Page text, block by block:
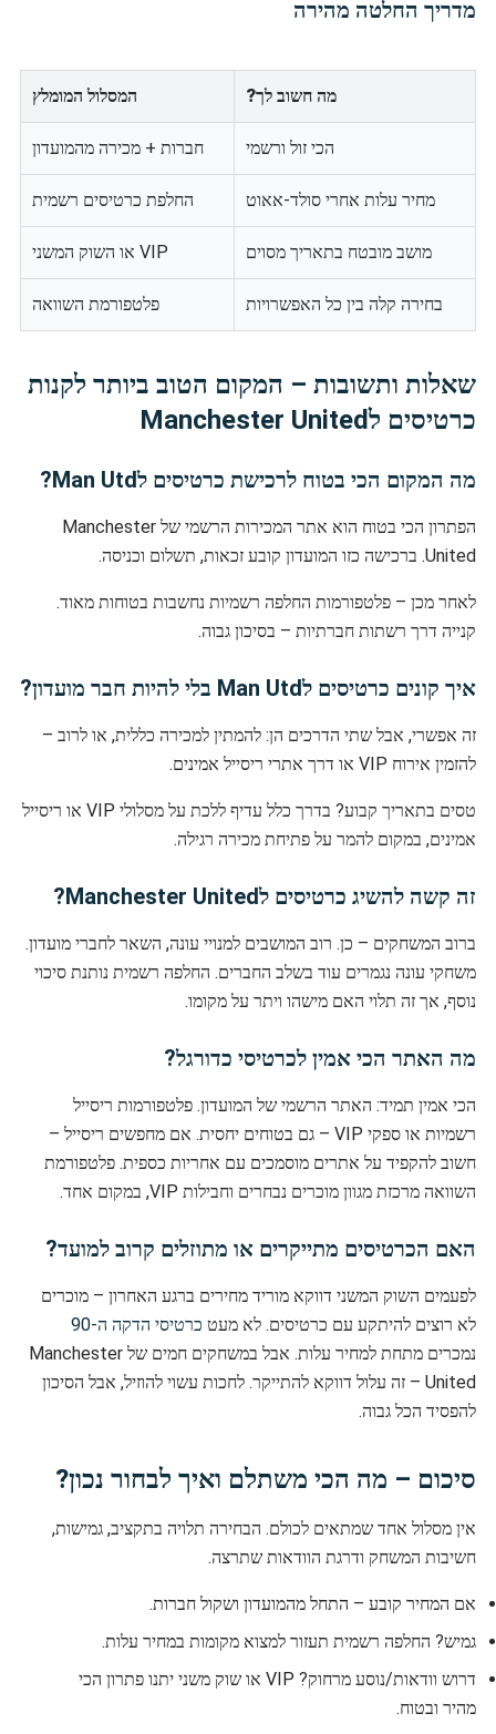
מדריך החלטה מהירה
מה חשוב לך? המסלול המומלץ
הכי זול ורשמי חברות + מכירה מהמועדון
מחיר עלות אחרי סולד-אאוט החלפת כרטיסים רשמית
מושב מובטח בתאריך מסוים VIP או השוק המשני
בחירה קלה בין כל האפשרויות פלטפורמת השוואה
שאלות ותשובות – המקום הטוב ביותר לקנות
כרטיסים לManchester United
מה המקום הכי בטוח לרכישת כרטיסים לMan Utd?
הפתרון הכי בטוח הוא אתר המכירות הרשמי של Manchester
United. ברכישה כזו המועדון קובע זכאות, תשלום וכניסה.
לאחר מכן – פלטפורמות החלפה רשמיות נחשבות בטוחות מאוד.
קנייה דרך רשתות חברתיות – בסיכון גבוה.
איך קונים כרטיסים לMan Utd בלי להיות חבר מועדון?
זה אפשרי, אבל שתי הדרכים הן: להמתין למכירה כללית, או לרוב –
להזמין אירוח VIP או דרך אתרי ריסייל אמינים.
טסים בתאריך קבוע? בדרך כלל עדיף ללכת על מסלולי VIP או ריסייל
אמינים, במקום להמר על פתיחת מכירה רגילה.
זה קשה להשיג כרטיסים לManchester United?
ברוב המשחקים – כן. רוב המושבים למנויי עונה, השאר לחברי מועדון.
משחקי עונה נגמרים עוד בשלב החברים. החלפה רשמית נותנת סיכוי
נוסף, אך זה תלוי האם מישהו ויתר על מקומו.
מה האתר הכי אמין לכרטיסי כדורגל?
הכי אמין תמיד: האתר הרשמי של המועדון. פלטפורמות ריסייל
רשמיות או ספקי VIP – גם בטוחים יחסית. אם מחפשים ריסייל –
חשוב להקפיד על אתרים מוסמכים עם אחריות כספית. פלטפורמת
השוואה מרכזת מגוון מוכרים נבחרים וחבילות VIP, במקום אחד.
האם הכרטיסים מתייקרים או מתוזלים קרוב למועד?
לפעמים השוק המשני דווקא מוריד מחירים ברגע האחרון – מוכרים
לא רוצים להיתקע עם כרטיסים. לא מעט כרטיסי הדקה ה-90
נמכרים מתחת למחיר עלות. אבל במשחקים חמים של Manchester
United – זה עלול דווקא להתייקר. לחכות עשוי להוזיל, אבל הסיכון
להפסיד הכל גבוה.
סיכום – מה הכי משתלם ואיך לבחור נכון?
אין מסלול אחד שמתאים לכולם. הבחירה תלויה בתקציב, גמישות,
חשיבות המשחק ודרגת הוודאות שתרצה.
אם המחיר קובע – התחל מהמועדון ושקול חברות.
גמיש? החלפה רשמית תעזור למצוא מקומות במחיר עלות.
דרוש וודאות/נוסע מרחוק? VIP או שוק משני יתנו פתרון הכי
מהיר ובטוח.